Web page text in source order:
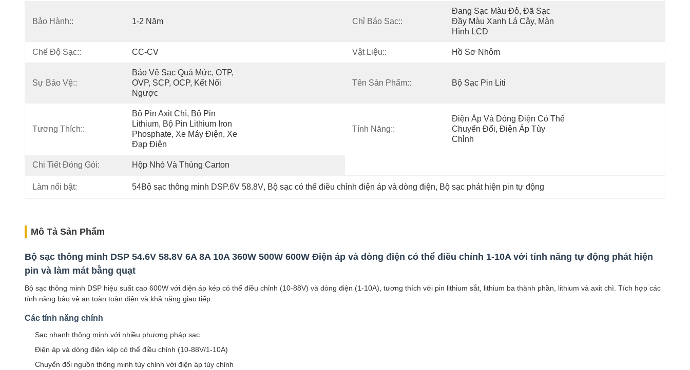
Bảo Hành:: 1-2 Năm Chỉ Báo Sạc::
Đang Sạc Màu Đỏ, Đã Sạc
Đầy Màu Xanh Lá Cây, Màn
Hình LCD
Chế Độ Sạc:: CC-CV Vật Liệu:: Hồ Sơ Nhôm
Sự Bảo Vệ::
Bảo Vệ Sạc Quá Mức, OTP,
OVP, SCP, OCP, Kết Nối
Ngược
Tên Sản Phẩm:: Bộ Sạc Pin Liti
Tương Thích::
Bộ Pin Axit Chì, Bộ Pin
Lithium, Bộ Pin Lithium Iron
Phosphate, Xe Máy Điện, Xe
Đạp Điện
Tính Năng::
Điện Áp Và Dòng Điện Có Thể
Chuyển Đổi, Điện Áp Tùy
Chỉnh
Chi Tiết Đóng Gói: Hộp Nhỏ Và Thùng Carton
Làm nổi bật: 54Bộ sạc thông minh DSP.6V 58.8V, Bộ sạc có thể điều chỉnh điện áp và dòng điện, Bộ sạc phát hiện pin tự động
Mô Tả Sản Phẩm
Bộ sạc thông minh DSP 54.6V 58.8V 6A 8A 10A 360W 500W 600W Điện áp và dòng điện có thể điều chỉnh 1-10A với tính năng tự động phát hiện
pin và làm mát bằng quạt
Bộ sạc thông minh DSP hiệu suất cao 600W với điện áp kép có thể điều chỉnh (10-88V) và dòng điện (1-10A), tương thích với pin lithium sắt, lithium ba thành phần, lithium và axit chì. Tích hợp các
tính năng bảo vệ an toàn toàn diện và khả năng giao tiếp.
Các tính năng chính
Sạc nhanh thông minh với nhiều phương pháp sạc
Điện áp và dòng điện kép có thể điều chỉnh (10-88V/1-10A)
Chuyển đổi nguồn thông minh tùy chỉnh với điện áp tùy chỉnh